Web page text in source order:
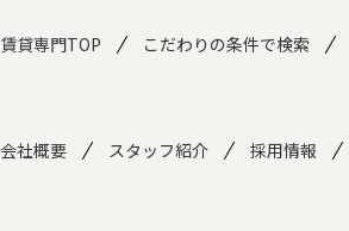
賃貸専門TOP こだわりの条件で検索
会社概要 スタッフ紹介 採用情報